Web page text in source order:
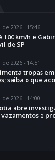
2026 - 15:46
100 km/h e
de SP
2026 - 14:51
tropas
saiba o que
2026 - 14:00
abre
e